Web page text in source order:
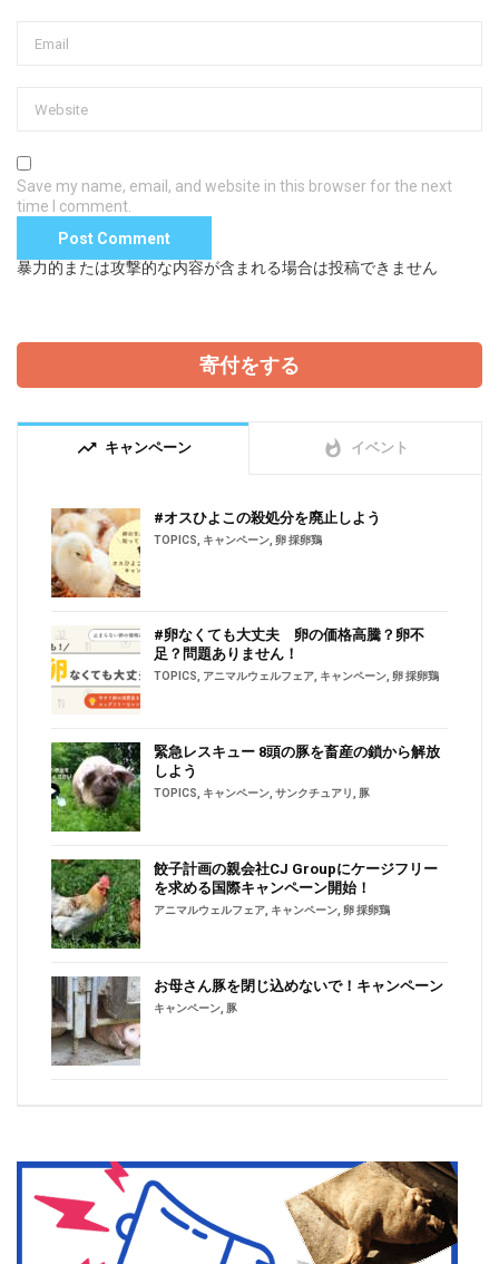
Save my name, email, and website in this browser for the next
time I comment.
暴力的または攻撃的な内容が含まれる場合は投稿できません
寄付をする
trending_up キャンペーン whatshot イベント
#オスひよこの殺処分を廃止しよう
TOPICS キャンペーン 卵 採卵鶏
#卵なくても大丈夫 卵の価格高騰？卵不
足？問題ありません！
TOPICS アニマルウェルフェア キャンペーン 卵 採卵鶏
緊急レスキュー 8頭の豚を畜産の鎖から解放
しよう
TOPICS キャンペーン サンクチュアリ 豚
餃子計画の親会社CJ Groupにケージフリー
を求める国際キャンペーン開始！
アニマルウェルフェア キャンペーン 卵 採卵鶏
お母さん豚を閉じ込めないで！キャンペーン
キャンペーン 豚